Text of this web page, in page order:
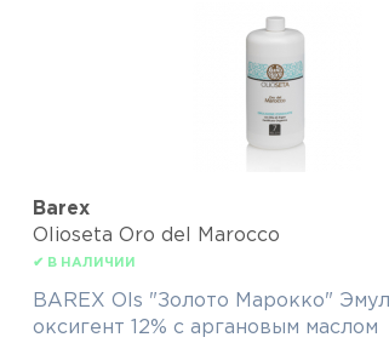
Barex
Olioseta Oro del Marocco
✔ В НАЛИЧИИ
BAREX Ols "Золото Марокко"
оксигент 12% с аргановым маслом